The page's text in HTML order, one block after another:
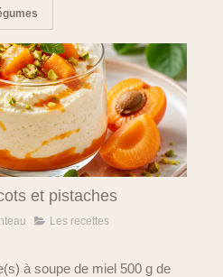
et pistaches
Les recettes
à soupe de miel 500 g de